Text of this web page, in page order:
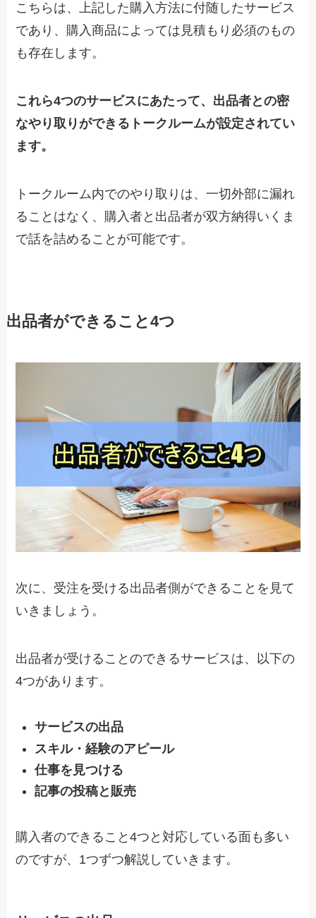
こちらは、上記した購入方法に付随したサービス
であり、購入商品によっては見積もり必須のもの
も存在します。
これら4つのサービスにあたって、出品者との密
なやり取りができるトークルームが設定されてい
ます。
トークルーム内でのやり取りは、一切外部に漏れ
ることはなく、購入者と出品者が双方納得いくま
で話を詰めることが可能です。
出品者ができること4つ
次に、受注を受ける出品者側ができることを見て
いきましょう。
出品者が受けることのできるサービスは、以下の
4つがあります。
サービスの出品
スキル・経験のアピール
仕事を見つける
記事の投稿と販売
購入者のできること4つと対応している面も多い
のですが、1つずつ解説していきます。